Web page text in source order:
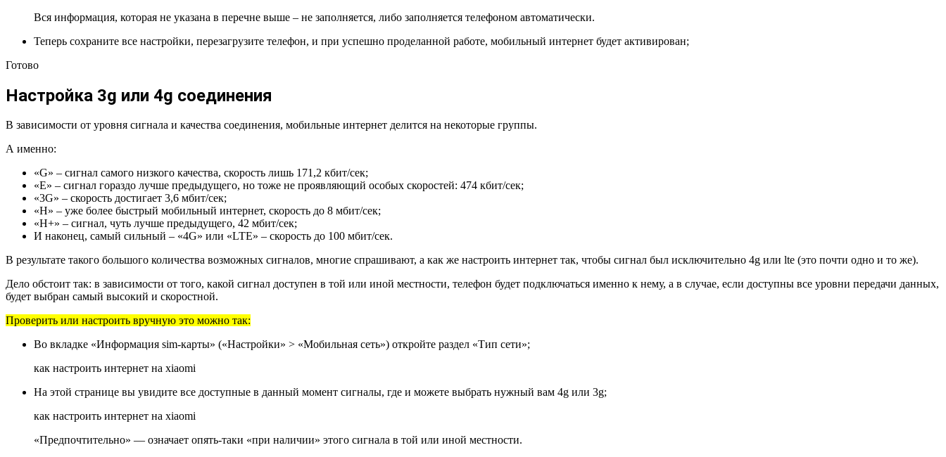
Вся информация, которая не указана в перечне выше – не заполняется, либо заполняется телефоном автоматически.
Теперь сохраните все настройки, перезагрузите телефон, и при успешно проделанной работе, мобильный интернет будет активирован;
Готово
Настройка 3g или 4g соединения
В зависимости от уровня сигнала и качества соединения, мобильные интернет делится на некоторые группы.
А именно:
«G» – сигнал самого низкого качества, скорость лишь 171,2 кбит/сек;
«E» – сигнал гораздо лучше предыдущего, но тоже не проявляющий особых скоростей: 474 кбит/сек;
«3G» – скорость достигает 3,6 мбит/сек;
«H» – уже более быстрый мобильный интернет, скорость до 8 мбит/сек;
«H+» – сигнал, чуть лучше предыдущего, 42 мбит/сек;
И наконец, самый сильный – «4G» или «LTE» – скорость до 100 мбит/сек.
В результате такого большого количества возможных сигналов, многие спрашивают, а как же настроить интернет так, чтобы сигнал был исключительно 4g или lte (это почти одно и то же).
Дело обстоит так: в зависимости от того, какой сигнал доступен в той или иной местности, телефон будет подключаться именно к нему, а в случае, если доступны все уровни передачи данных,
будет выбран самый высокий и скоростной.
Проверить или настроить вручную это можно так:
Во вкладке «Информация sim-карты» («Настройки» > «Мобильная сеть») откройте раздел «Тип сети»;
как настроить интернет на xiaomi
На этой странице вы увидите все доступные в данный момент сигналы, где и можете выбрать нужный вам 4g или 3g;
как настроить интернет на xiaomi
«Предпочтительно» — означает опять-таки «при наличии» этого сигнала в той или иной местности.